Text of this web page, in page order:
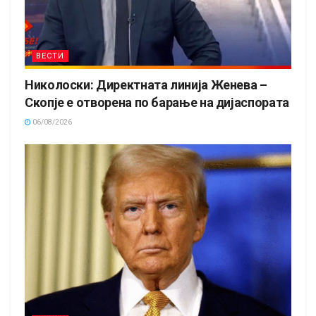
ВЕСТИ
Николоски: Директната линија Женева –
Скопје е отворена по барање на дијаспората
06/08/2026